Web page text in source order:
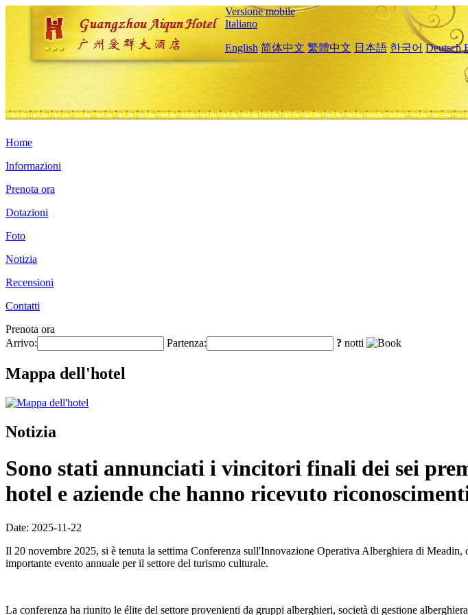
Versione mobile
Italiano
English 简体中文 繁體中文 日本語 한국어 Deutsch
Home
Informazioni
Prenota ora
Dotazioni
Foto
Notizia
Recensioni
Contatti
Prenota ora
Arrivo:
Partenza: ? notti
Mappa dell'hotel
Notizia
Sono stati annunciati i vincitori finali dei sei
hotel e aziende che hanno ricevuto
Date: 2025-11-22
Il 20 novembre 2025, si è tenuta la settima Conferenza sull'Innovazione Operativa Alberghiera di
importante evento annuale per il settore del turismo culturale.
La conferenza ha riunito le élite del settore provenienti da gruppi alberghieri, società di gestione